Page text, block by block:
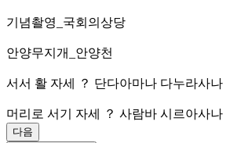
기념촬영_국회의상당
안양무지개_안양천
서서 활 자세 ？ 단다아마나 다누라사나
머리로 서기 자세 ？ 사람바 시르아사나
다음